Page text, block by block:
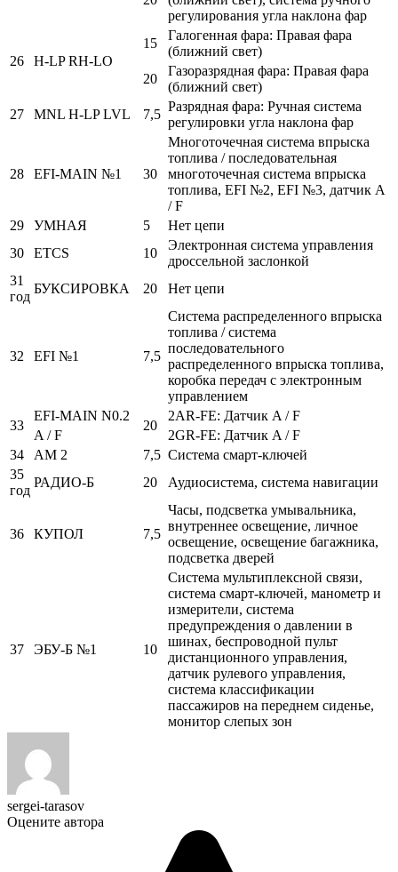
регулирования угла наклона фар
26 H-LP RH-LO
15
Галогенная фара: Правая фара
(ближний свет)
20
Газоразрядная фара: Правая фара
(ближний свет)
27
MNL H-LP LVL 7,5
Разрядная фара: Ручная система
регулировки угла наклона фар
28 EFI-MAIN №1 30
Многоточечная система впрыска
топлива / последовательная
многоточечная система впрыска
топлива, EFI №2, EFI №3, датчик A
/ F
29
УМНАЯ 5
Нет цепи
30
ETCS 10
Электронная система управления
дроссельной заслонкой
31
год
БУКСИРОВКА 20 Нет цепи
32 EFI №1 7,5
Система распределенного впрыска
топлива / система
последовательного
распределенного впрыска топлива,
коробка передач с электронным
управлением
33
EFI-MAIN N0.2
20
2AR-FE: Датчик A / F
A / F
2GR-FE: Датчик A / F
34
AM 2 7,5 Система смарт-ключей
35
год
РАДИО-Б 20 Аудиосистема, система навигации
36 КУПОЛ 7,5
Часы, подсветка умывальника,
внутреннее освещение, личное
освещение, освещение багажника,
подсветка дверей
37 ЭБУ-Б №1 10
Система мультиплексной связи,
система смарт-ключей, манометр и
измерители, система
предупреждения о давлении в
шинах, беспроводной пульт
дистанционного управления,
датчик рулевого управления,
система классификации
пассажиров на переднем сиденье,
монитор слепых зон
sergei-tarasov
Оцените автора